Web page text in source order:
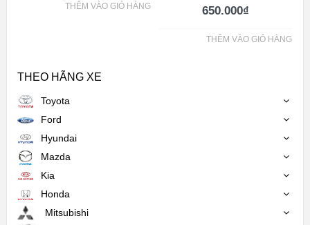
THÊM VÀO GIỎ HÀNG
650.000₫
THÊM VÀO GIỎ HÀNG
THEO HÃNG XE
Toyota
Ford
Hyundai
Mazda
Kia
Honda
Mitsubishi